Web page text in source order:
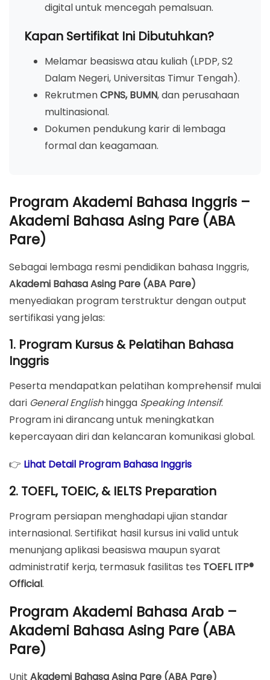
digital untuk mencegah pemalsuan.
Kapan Sertifikat Ini Dibutuhkan?
Melamar beasiswa atau kuliah (LPDP, S2
Dalam Negeri, Universitas Timur Tengah).
RekrutmenCPNS, BUMN, dan perusahaan
multinasional.
Dokumen pendukung karir di lembaga
formal dan keagamaan.
Program Akademi Bahasa Inggris –
Akademi Bahasa Asing Pare (ABA
Pare)
Sebagai lembaga resmi pendidikan bahasa Inggris,
Akademi Bahasa Asing Pare (ABA Pare)
menyediakan program terstruktur dengan output
sertifikasi yang jelas:
1. Program Kursus & Pelatihan Bahasa
Inggris
Peserta mendapatkan pelatihan komprehensif mulai
dari General Englishhingga Speaking Intensif.
Program ini dirancang untuk meningkatkan
kepercayaan diri dan kelancaran komunikasi global.
👉 Lihat Detail Program Bahasa Inggris
2. TOEFL, TOEIC, & IELTS Preparation
Program persiapan menghadapi ujian standar
internasional. Sertifikat hasil kursus ini valid untuk
menunjang aplikasi beasiswa maupun syarat
administratif kerja, termasuk fasilitas tes TOEFL ITP®
Official.
Program Akademi Bahasa Arab –
Akademi Bahasa Asing Pare (ABA
Pare)
Unit Akademi Bahasa Asing Pare (ABA Pare)